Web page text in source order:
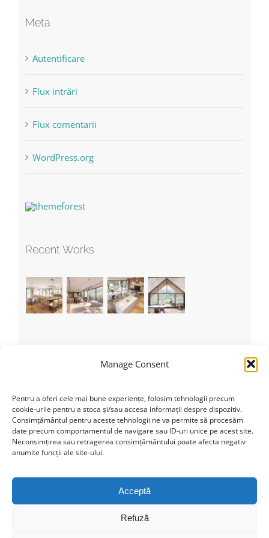
Manage Consent
Pentru a oferi cele mai bune experiențe, folosim tehnologii precum
cookie-urile pentru a stoca și/sau accesa informații despre dispozitiv.
Consimțământul pentru aceste tehnologii ne va permite să procesăm
date precum comportamentul de navigare sau ID-uri unice pe acest site.
Neconsimțirea sau retragerea consimțământului poate afecta negativ
anumite funcții ale site-ului.
Acceptă
Refuză
Meta
Autentificare
Flux intrări
Flux comentarii
WordPress.org
Recent Works
Categorii